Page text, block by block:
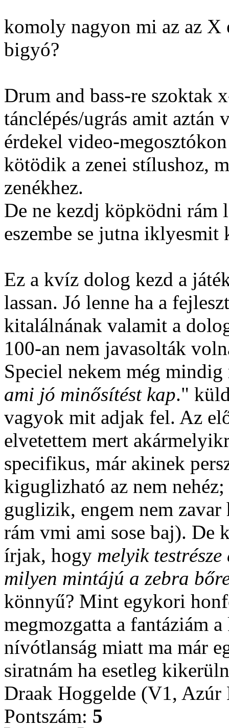
komoly nagyon mi az az X
bigyó?
Drum and bass-re szoktak
tánclépés/ugrás amit
érdekel video-
kötödik a zenei stílushoz,
zenékhez.
De ne kezdj köpködni rám
eszembe se jutna iklyesmit
Ez a kvíz dolog kezd a
lassan. Jó lenne ha a
kitalálnának valamit a
100-an nem javasolták
Speciel nekem még mindig
ami jó minősítést kap."
vagyok mit adjak fel. Az
elvetettem mert
specifikus, már akinek
kiguglizható az nem
guglizik, engem nem zavar
rám vmi ami sose baj). De
írjak, hogy melyik
milyen mintájú a zebra
könnyű? Mint egykori
megmozgatta a fantáziám
nívótlanság miatt ma már
siratnám ha esetleg
Draak Hoggelde (V1, Azúr
Pontszám: 5